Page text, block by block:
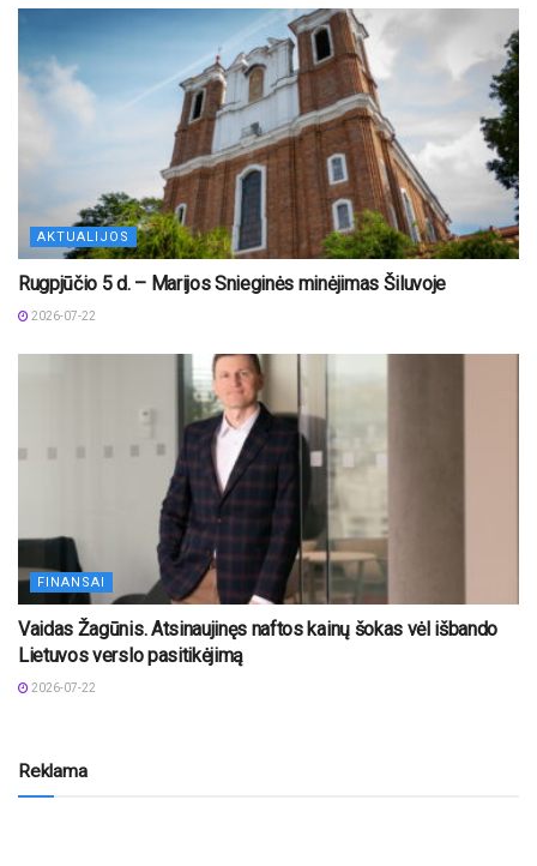
AKTUALIJOS
Rugpjūčio 5 d. – Marijos Snieginės minėjimas Šiluvoje
2026-07-22
FINANSAI
Vaidas Žagūnis. Atsinaujinęs naftos kainų šokas vėl išbando
Lietuvos verslo pasitikėjimą
2026-07-22
Reklama